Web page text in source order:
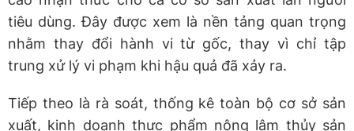
tiêu dùng. Đây được xem là nền tảng quan trọng
nhằm thay đổi hành vi từ gốc, thay vì chỉ tập
trung xử lý vi phạm khi hậu quả đã xảy ra.
Tiếp theo là rà soát, thống kê toàn bộ cơ sở sản
xuất, kinh doanh thực phẩm nông lâm thủy sản